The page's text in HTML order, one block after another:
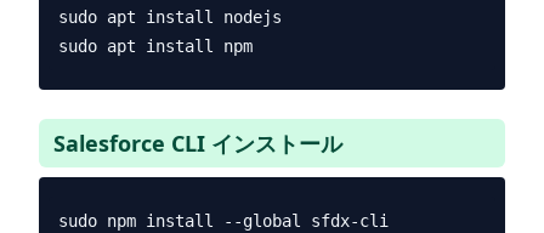
sudo apt install nodejs
Salesforce CLI インストール